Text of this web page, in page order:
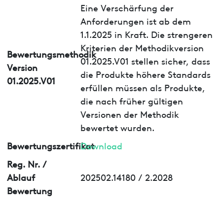
Bewertungsmethodik
Version
01.2025.V01
Eine Verschärfung der
Anforderungen ist ab dem
1.1.2025 in Kraft. Die strengeren
Kriterien der Methodikversion
01.2025.V01 stellen sicher, dass
die Produkte höhere Standards
erfüllen müssen als Produkte,
die nach früher gültigen
Versionen der Methodik
bewertet wurden.
BewertungszertifikatDownload
Reg. Nr. /
Ablauf
Bewertung
202502.14180 / 2.2028